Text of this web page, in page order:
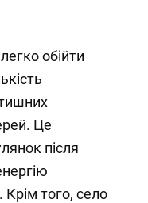
обійти
Це
після
того, село